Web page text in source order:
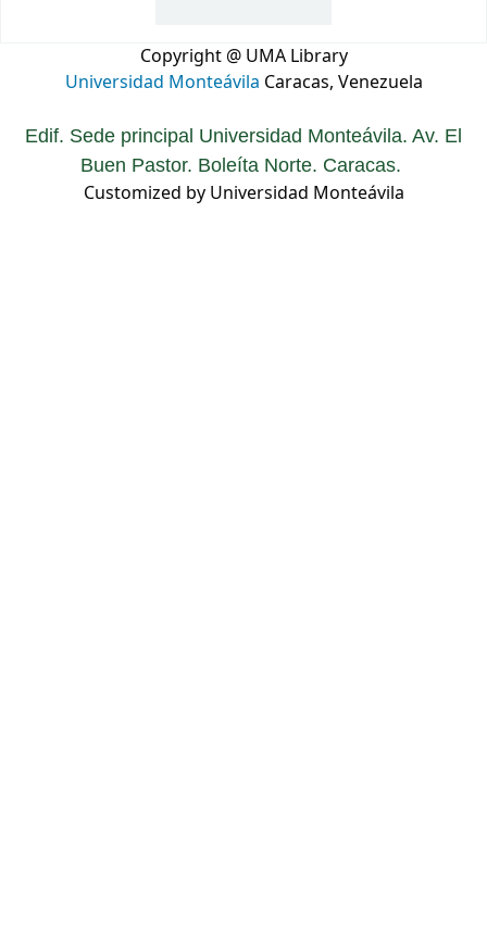
Copyright @ UMA Library
Universidad Monteávila Caracas, Venezuela
Edif. Sede principal Universidad Monteávila. Av. El
Buen Pastor. Boleíta Norte. Caracas.
Customized by Universidad Monteávila